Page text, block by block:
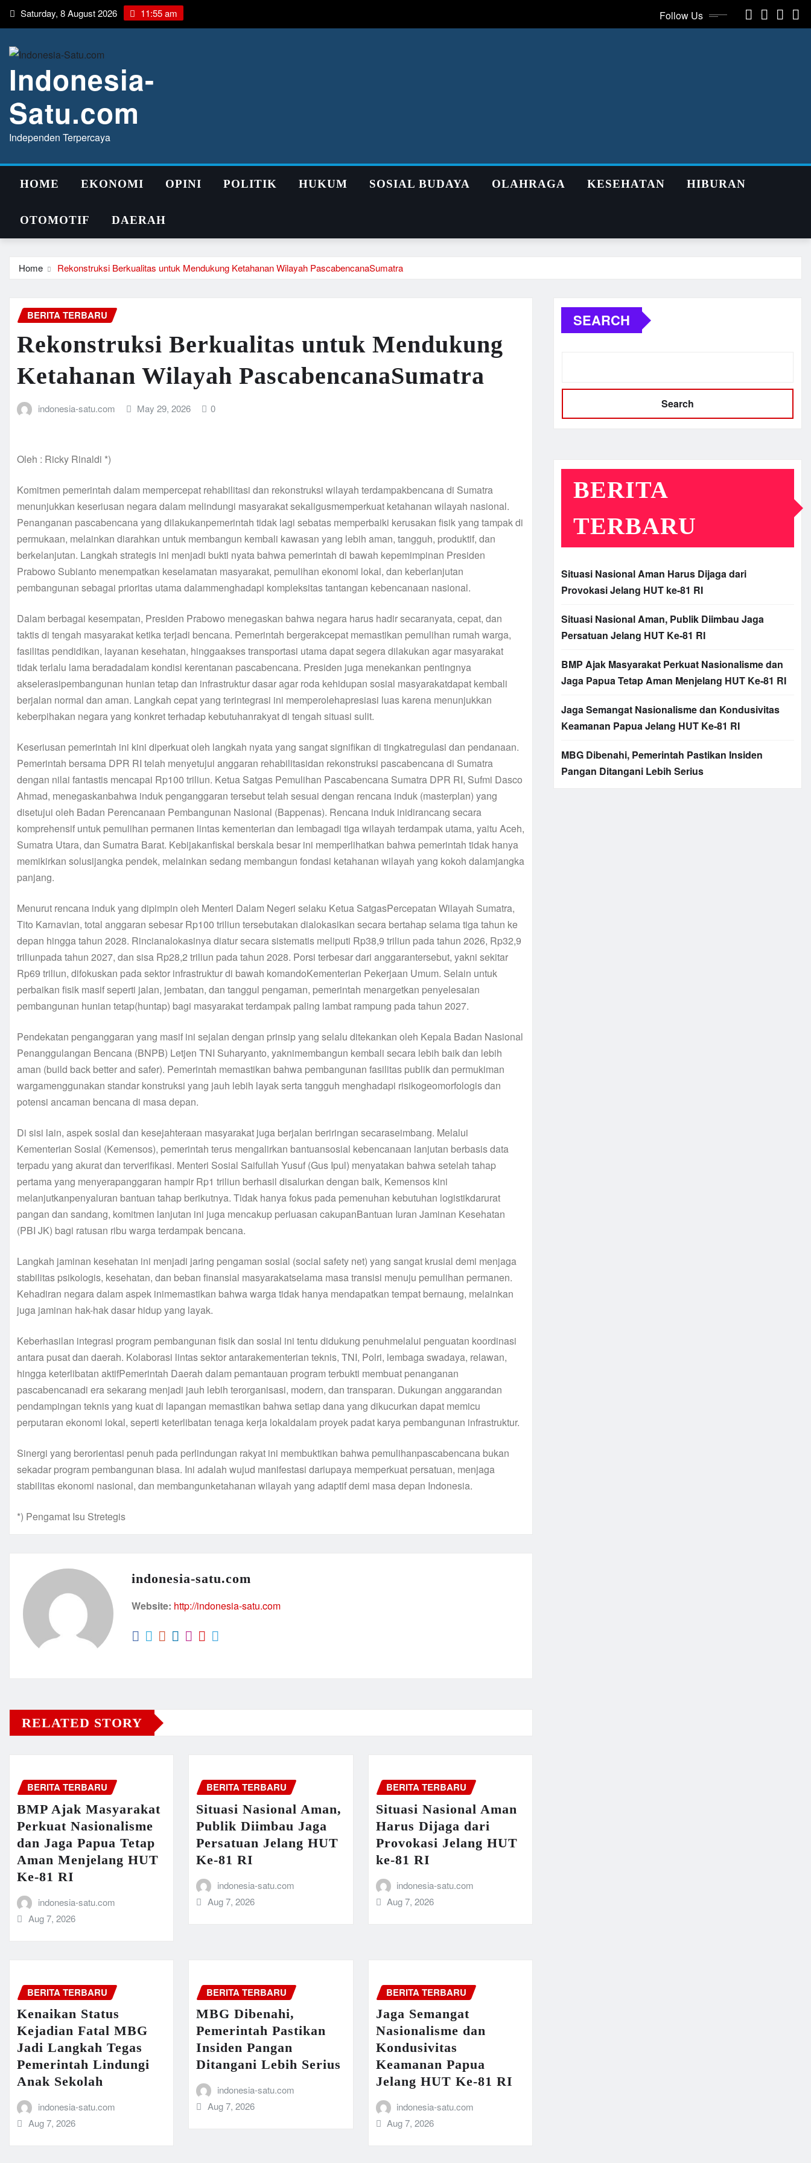
Skip Saturday, 8 August 2026 11:55 am Follow Us
Indonesia-
Satu.com
Independen Terpercaya
HOME EKONOMI OPINI POLITIK HUKUM SOSIAL BUDAYA OLAHRAGA KESEHATAN HIBURAN
OTOMOTIF DAERAH
Home Rekonstruksi Berkualitas untuk Mendukung Ketahanan Wilayah PascabencanaSumatra
BERITA TERBARU
Rekonstruksi Berkualitas untuk Mendukung
Ketahanan Wilayah PascabencanaSumatra
indonesia-satu.com May 29, 2026 0
Oleh : Ricky Rinaldi *)
Komitmen pemerintah dalam mempercepat rehabilitasi dan rekonstruksi wilayah terdampakbencana di Sumatra
menunjukkan keseriusan negara dalam melindungi masyarakat sekaligusmemperkuat ketahanan wilayah nasional.
Penanganan pascabencana yang dilakukanpemerintah tidak lagi sebatas memperbaiki kerusakan fisik yang tampak di
permukaan, melainkan diarahkan untuk membangun kembali kawasan yang lebih aman, tangguh, produktif, dan
berkelanjutan. Langkah strategis ini menjadi bukti nyata bahwa pemerintah di bawah kepemimpinan Presiden
Prabowo Subianto menempatkan keselamatan masyarakat, pemulihan ekonomi lokal, dan keberlanjutan
pembangunan sebagai prioritas utama dalammenghadapi kompleksitas tantangan kebencanaan nasional.
Dalam berbagai kesempatan, Presiden Prabowo menegaskan bahwa negara harus hadir secaranyata, cepat, dan
taktis di tengah masyarakat ketika terjadi bencana. Pemerintah bergerakcepat memastikan pemulihan rumah warga,
fasilitas pendidikan, layanan kesehatan, hinggaakses transportasi utama dapat segera dilakukan agar masyarakat
tidak terlalu lama beradadalam kondisi kerentanan pascabencana. Presiden juga menekankan pentingnya
akselerasipembangunan hunian tetap dan infrastruktur dasar agar roda kehidupan sosial masyarakatdapat kembali
berjalan normal dan aman. Langkah cepat yang terintegrasi ini memperolehapresiasi luas karena menunjukkan
keberpihakan negara yang konkret terhadap kebutuhanrakyat di tengah situasi sulit.
Keseriusan pemerintah ini kini diperkuat oleh langkah nyata yang sangat signifikan di tingkatregulasi dan pendanaan.
Pemerintah bersama DPR RI telah menyetujui anggaran rehabilitasidan rekonstruksi pascabencana di Sumatra
dengan nilai fantastis mencapai Rp100 triliun. Ketua Satgas Pemulihan Pascabencana Sumatra DPR RI, Sufmi Dasco
Ahmad, menegaskanbahwa induk penganggaran tersebut telah sesuai dengan rencana induk (masterplan) yang
disetujui oleh Badan Perencanaan Pembangunan Nasional (Bappenas). Rencana induk inidirancang secara
komprehensif untuk pemulihan permanen lintas kementerian dan lembagadi tiga wilayah terdampak utama, yaitu Aceh,
Sumatra Utara, dan Sumatra Barat. Kebijakanfiskal berskala besar ini memperlihatkan bahwa pemerintah tidak hanya
memikirkan solusijangka pendek, melainkan sedang membangun fondasi ketahanan wilayah yang kokoh dalamjangka
panjang.
Menurut rencana induk yang dipimpin oleh Menteri Dalam Negeri selaku Ketua SatgasPercepatan Wilayah Sumatra,
Tito Karnavian, total anggaran sebesar Rp100 triliun tersebutakan dialokasikan secara bertahap selama tiga tahun ke
depan hingga tahun 2028. Rincianalokasinya diatur secara sistematis meliputi Rp38,9 triliun pada tahun 2026, Rp32,9
triliunpada tahun 2027, dan sisa Rp28,2 triliun pada tahun 2028. Porsi terbesar dari anggarantersebut, yakni sekitar
Rp69 triliun, difokuskan pada sektor infrastruktur di bawah komandoKementerian Pekerjaan Umum. Selain untuk
perbaikan fisik masif seperti jalan, jembatan, dan tanggul pengaman, pemerintah menargetkan penyelesaian
pembangunan hunian tetap(huntap) bagi masyarakat terdampak paling lambat rampung pada tahun 2027.
Pendekatan penganggaran yang masif ini sejalan dengan prinsip yang selalu ditekankan oleh Kepala Badan Nasional
Penanggulangan Bencana (BNPB) Letjen TNI Suharyanto, yaknimembangun kembali secara lebih baik dan lebih
aman (build back better and safer). Pemerintah memastikan bahwa pembangunan fasilitas publik dan permukiman
wargamenggunakan standar konstruksi yang jauh lebih layak serta tangguh menghadapi risikogeomorfologis dan
potensi ancaman bencana di masa depan.
Di sisi lain, aspek sosial dan kesejahteraan masyarakat juga berjalan beriringan secaraseimbang. Melalui
Kementerian Sosial (Kemensos), pemerintah terus mengalirkan bantuansosial kebencanaan lanjutan berbasis data
terpadu yang akurat dan terverifikasi. Menteri Sosial Saifullah Yusuf (Gus Ipul) menyatakan bahwa setelah tahap
pertama yang menyerapanggaran hampir Rp1 triliun berhasil disalurkan dengan baik, Kemensos kini
melanjutkanpenyaluran bantuan tahap berikutnya. Tidak hanya fokus pada pemenuhan kebutuhan logistikdarurat
pangan dan sandang, komitmen lanjutan ini juga mencakup perluasan cakupanBantuan Iuran Jaminan Kesehatan
(PBI JK) bagi ratusan ribu warga terdampak bencana.
Langkah jaminan kesehatan ini menjadi jaring pengaman sosial (social safety net) yang sangat krusial demi menjaga
stabilitas psikologis, kesehatan, dan beban finansial masyarakatselama masa transisi menuju pemulihan permanen.
Kehadiran negara dalam aspek inimemastikan bahwa warga tidak hanya mendapatkan tempat bernaung, melainkan
juga jaminan hak-hak dasar hidup yang layak.
Keberhasilan integrasi program pembangunan fisik dan sosial ini tentu didukung penuhmelalui penguatan koordinasi
antara pusat dan daerah. Kolaborasi lintas sektor antarakementerian teknis, TNI, Polri, lembaga swadaya, relawan,
hingga keterlibatan aktifPemerintah Daerah dalam pemantauan program terbukti membuat penanganan
pascabencanadi era sekarang menjadi jauh lebih terorganisasi, modern, dan transparan. Dukungan anggarandan
pendampingan teknis yang kuat di lapangan memastikan bahwa setiap dana yang dikucurkan dapat memicu
perputaran ekonomi lokal, seperti keterlibatan tenaga kerja lokaldalam proyek padat karya pembangunan infrastruktur.
Sinergi yang berorientasi penuh pada perlindungan rakyat ini membuktikan bahwa pemulihanpascabencana bukan
sekadar program pembangunan biasa. Ini adalah wujud manifestasi dariupaya memperkuat persatuan, menjaga
stabilitas ekonomi nasional, dan membangunketahanan wilayah yang adaptif demi masa depan Indonesia.
*) Pengamat Isu Stretegis
indonesia-satu.com
Website: http://indonesia-satu.com
RELATED STORY
BERITA TERBARU
BMP Ajak Masyarakat
Perkuat Nasionalisme
dan Jaga Papua Tetap
Aman Menjelang HUT
Ke-81 RI
indonesia-satu.com
Aug 7, 2026
BERITA TERBARU
Situasi Nasional Aman,
Publik Diimbau Jaga
Persatuan Jelang HUT
Ke-81 RI
indonesia-satu.com
Aug 7, 2026
BERITA TERBARU
Situasi Nasional Aman
Harus Dijaga dari
Provokasi Jelang HUT
ke-81 RI
indonesia-satu.com
Aug 7, 2026
BERITA TERBARU
Kenaikan Status
Kejadian Fatal MBG
Jadi Langkah Tegas
Pemerintah Lindungi
Anak Sekolah
indonesia-satu.com
Aug 7, 2026
BERITA TERBARU
MBG Dibenahi,
Pemerintah Pastikan
Insiden Pangan
Ditangani Lebih Serius
indonesia-satu.com
Aug 7, 2026
BERITA TERBARU
Jaga Semangat
Nasionalisme dan
Kondusivitas
Keamanan Papua
Jelang HUT Ke-81 RI
indonesia-satu.com
Aug 7, 2026
SEARCH
Search
BERITA
TERBARU
Situasi Nasional Aman Harus Dijaga dari
Provokasi Jelang HUT ke-81 RI
Situasi Nasional Aman, Publik Diimbau Jaga
Persatuan Jelang HUT Ke-81 RI
BMP Ajak Masyarakat Perkuat Nasionalisme dan
Jaga Papua Tetap Aman Menjelang HUT Ke-81 RI
Jaga Semangat Nasionalisme dan Kondusivitas
Keamanan Papua Jelang HUT Ke-81 RI
MBG Dibenahi, Pemerintah Pastikan Insiden
Pangan Ditangani Lebih Serius